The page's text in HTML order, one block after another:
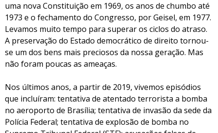
uma nova Constituição em 1969, os anos de chumbo até
1973 e o fechamento do Congresso, por Geisel, em 1977.
Levamos muito tempo para superar os ciclos do atraso.
A preservação do Estado democrático de direito tornou-
se um dos bens mais preciosos da nossa geração. Mas
não foram poucas as ameaças.
Nos últimos anos, a partir de 2019, vivemos episódios
que incluíram: tentativa de atentado terrorista a bomba
no aeroporto de Brasília; tentativa de invasão da sede da
Polícia Federal; tentativa de explosão de bomba no